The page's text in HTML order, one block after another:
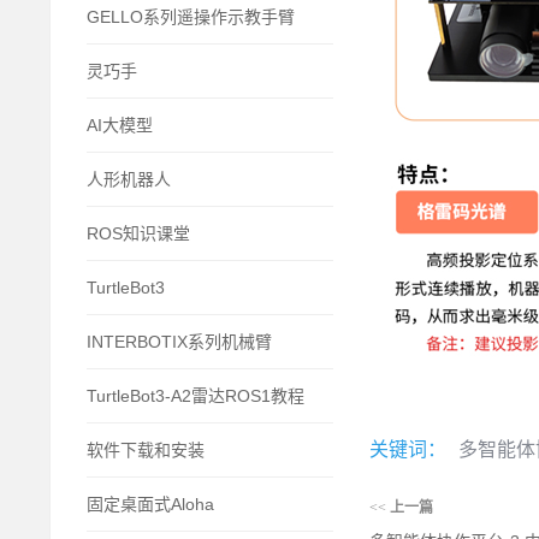
GELLO系列遥操作示教手臂
灵巧手
AI大模型
人形机器人
ROS知识课堂
TurtleBot3
INTERBOTIX系列机械臂
TurtleBot3-A2雷达ROS1教程
软件下载和安装
固定桌面式Aloha
关键词： 多智能
<< 上一篇